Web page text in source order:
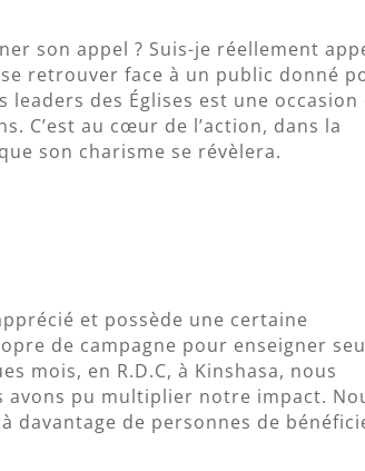
son appel ? Suis-je réellement
retrouver face à un public donné
des Églises est une occasion
C’est au cœur de l’action, dans la
son charisme se révèlera.
et possède une certaine
de campagne pour enseigner
mois, en R.D.C, à Kinshasa, nous
avons pu multiplier notre impact.
davantage de personnes de